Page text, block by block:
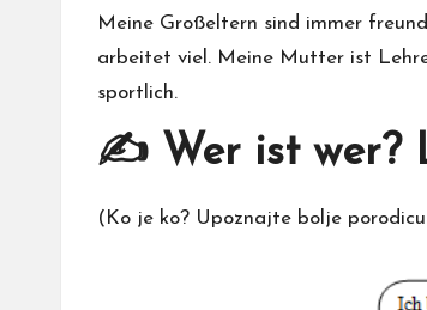
Meine Großeltern sind immer
arbeitet viel. Meine Mutter ist
sportlich.
✍️ Wer ist wer?
(Ko je ko? Upoznajte bolje